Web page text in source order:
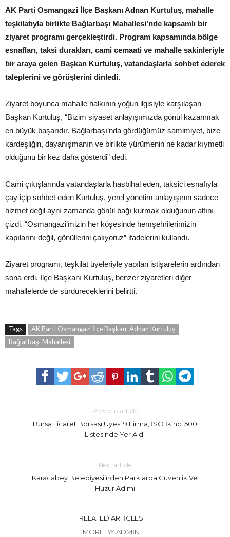
AK Parti Osmangazi İlçe Başkanı Adnan Kurtuluş, mahalle
teşkilatıyla birlikte Bağlarbaşı Mahallesi’nde kapsamlı bir
ziyaret programı gerçekleştirdi. Program kapsamında bölge
esnafları, taksi durakları, cami cemaati ve mahalle sakinleriyle
bir araya gelen Başkan Kurtuluş, vatandaşlarla sohbet ederek
taleplerini ve görüşlerini dinledi.
Ziyaret boyunca mahalle halkının yoğun ilgisiyle karşılaşan
Başkan Kurtuluş, “Bizim siyaset anlayışımızda gönül kazanmak
en büyük başarıdır. Bağlarbaşı’nda gördüğümüz samimiyet, bize
kardeşliğin, dayanışmanın ve birlikte yürümenin ne kadar kıymetli
olduğunu bir kez daha gösterdi” dedi.
Cami çıkışlarında vatandaşlarla hasbihal eden, taksici esnafıyla
çay içip sohbet eden Kurtuluş, yerel yönetim anlayışının sadece
hizmet değil aynı zamanda gönül bağı kurmak olduğunun altını
çizdi. “Osmangazi’mizin her köşesinde hemşehrilerimizin
kapılarını değil, gönüllerini çalıyoruz” ifadelerini kullandı.
Ziyaret programı, teşkilat üyeleriyle yapılan istişarelerin ardından
sona erdi. İlçe Başkanı Kurtuluş, benzer ziyaretleri diğer
mahallelerde de sürdüreceklerini belirtti.
Tags
AK Parti Osmangazi İlçe Başkanı Adnan Kurtuluş
Bağlarbaşı Mahallesi
Previous article
Bursa Ticaret Borsası Üyesi 9 Firma, İSO İkinci 500
Listesinde Yer Aldı
Next article
Karacabey Belediyesi’nden Parklarda Güvenlik Ve
Huzur Adımı
RELATED ARTICLES
MORE BY ADMIN